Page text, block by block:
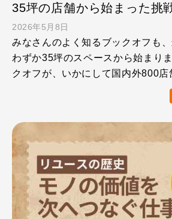
2026年5月8日
みなさんのよく知るブックオフも
わずか35坪のスペースから始まり
クオフが、いかにして国内外800店